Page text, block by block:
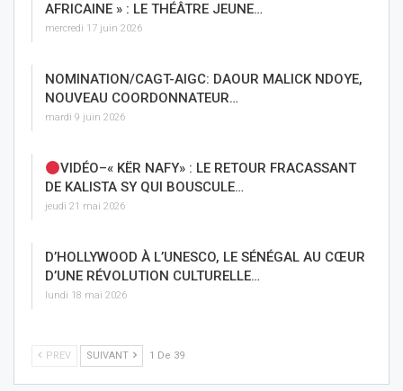
AFRICAINE » : LE THÉÂTRE JEUNE…
mercredi 17 juin 2026
NOMINATION/CAGT-AIGC: DAOUR MALICK NDOYE,
NOUVEAU COORDONNATEUR…
mardi 9 juin 2026
VIDÉO–« KËR NAFY» : LE RETOUR FRACASSANT
DE KALISTA SY QUI BOUSCULE…
jeudi 21 mai 2026
D’HOLLYWOOD À L’UNESCO, LE SÉNÉGAL AU CŒUR
D’UNE RÉVOLUTION CULTURELLE…
lundi 18 mai 2026
PREV SUIVANT 1 De 39